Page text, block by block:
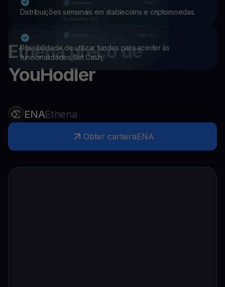
Distribuições semanais em stablecoins e criptomoedas
Possibilidade de utilizar fundos para aceder às
funcionalidades Get Cash
Ethenapreço de
YouHodler
ENAEthena
Obter carteiraENA